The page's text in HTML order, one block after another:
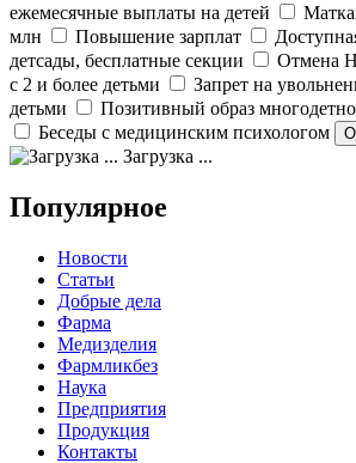
ежемесячные выплаты на детей
млн
Повышение зарплат
детсады, бесплатные секции
Отмена
с 2 и более детьми
Запрет на
детьми
Позитивный образ
Беседы с медицинским психологом
Загрузка ...
Популярное
Новости
Статьи
Добрые дела
Фарма
Медизделия
Фармликбез
Наука
Предприятия
Продукция
Контакты